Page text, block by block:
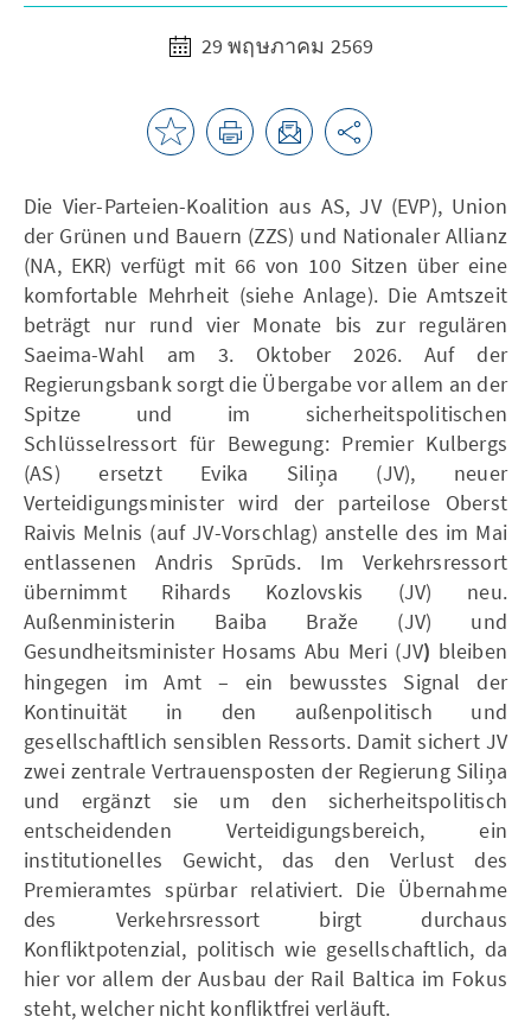
29 พฤษภาคม 2569
Die Vier-Parteien-Koalition aus AS, JV (EVP), Union
der Grünen und Bauern (ZZS) und Nationaler Allianz
(NA, EKR) verfügt mit 66 von 100 Sitzen über eine
komfortable Mehrheit (siehe Anlage). Die Amtszeit
beträgt nur rund vier Monate bis zur regulären
Saeima-Wahl am 3. Oktober 2026. Auf der
Regierungsbank sorgt die Übergabe vor allem an der
Spitze und im sicherheitspolitischen
Schlüsselressort für Bewegung: Premier Kulbergs
(AS) ersetzt Evika Siliņa (JV), neuer
Verteidigungsminister wird der parteilose Oberst
Raivis Melnis (auf JV-Vorschlag) anstelle des im Mai
entlassenen Andris Sprūds. Im Verkehrsressort
übernimmt Rihards Kozlovskis (JV) neu.
Außenministerin Baiba Braže (JV) und
Gesundheitsminister Hosams Abu Meri (JV) bleiben
hingegen im Amt – ein bewusstes Signal der
Kontinuität in den außenpolitisch und
gesellschaftlich sensiblen Ressorts. Damit sichert JV
zwei zentrale Vertrauensposten der Regierung Siliņa
und ergänzt sie um den sicherheitspolitisch
entscheidenden Verteidigungsbereich, ein
institutionelles Gewicht, das den Verlust des
Premieramtes spürbar relativiert. Die Übernahme
des Verkehrsressort birgt durchaus
Konfliktpotenzial, politisch wie gesellschaftlich, da
hier vor allem der Ausbau der Rail Baltica im Fokus
steht, welcher nicht konfliktfrei verläuft.